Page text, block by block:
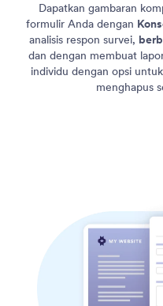
Dapatkan gambaran
formulir Anda dengan
analisis respon survei,
dan dengan membuat
individu dengan opsi
menghapus